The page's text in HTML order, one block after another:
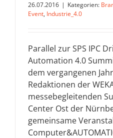
26.07.2016 | Kategorien:
Event, Industrie_4.0
Parallel zur SPS IPC
Automation 4.0
dem vergangenen
Redaktionen der
messebegleitenden
Center Ost der
gemeinsame